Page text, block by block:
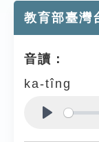
教育部臺灣
音讀：
ka-tîng